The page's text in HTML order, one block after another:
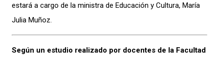
estará a cargo de la ministra de Educación y Cultura, María
Julia Muñoz.
Según un estudio realizado por docentes de la Facultad